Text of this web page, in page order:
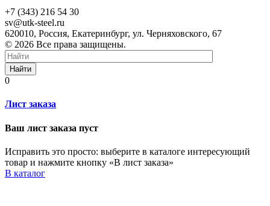
+7 (343) 216 54 30
sv@utk-steel.ru
620010, Россия, Екатеринбург, ул. Черняховского, 67
© 2026 Все права защищены.
Найти
0
Лист заказа
Ваш лист заказа пуст
Исправить это просто: выберите в каталоге интересующий
товар и нажмите кнопку «В лист заказа»
В каталог